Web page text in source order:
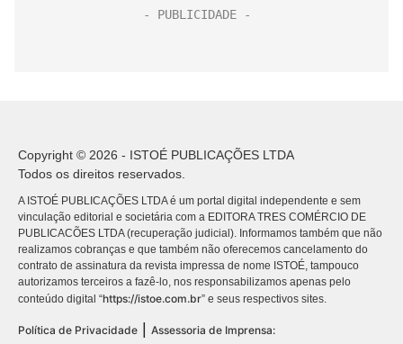
Copyright © 2026 - ISTOÉ PUBLICAÇÕES LTDA
Todos os direitos reservados.
A ISTOÉ PUBLICAÇÕES LTDA é um portal digital independente e sem
vinculação editorial e societária com a EDITORA TRES COMÉRCIO DE
PUBLICACÕES LTDA (recuperação judicial). Informamos também que não
realizamos cobranças e que também não oferecemos cancelamento do
contrato de assinatura da revista impressa de nome ISTOÉ, tampouco
autorizamos terceiros a fazê-lo, nos responsabilizamos apenas pelo
conteúdo digital “https://istoe.com.br” e seus respectivos sites.
Política de Privacidade Assessoria de Imprensa: